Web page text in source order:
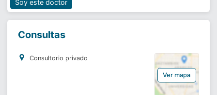
¿Eres un doctor?
Soy este doctor
Consultas
Consultorio privado
Ver mapa